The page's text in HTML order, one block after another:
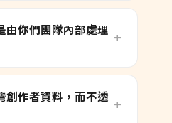
由你們團隊內部處理
創作者資料，而不透